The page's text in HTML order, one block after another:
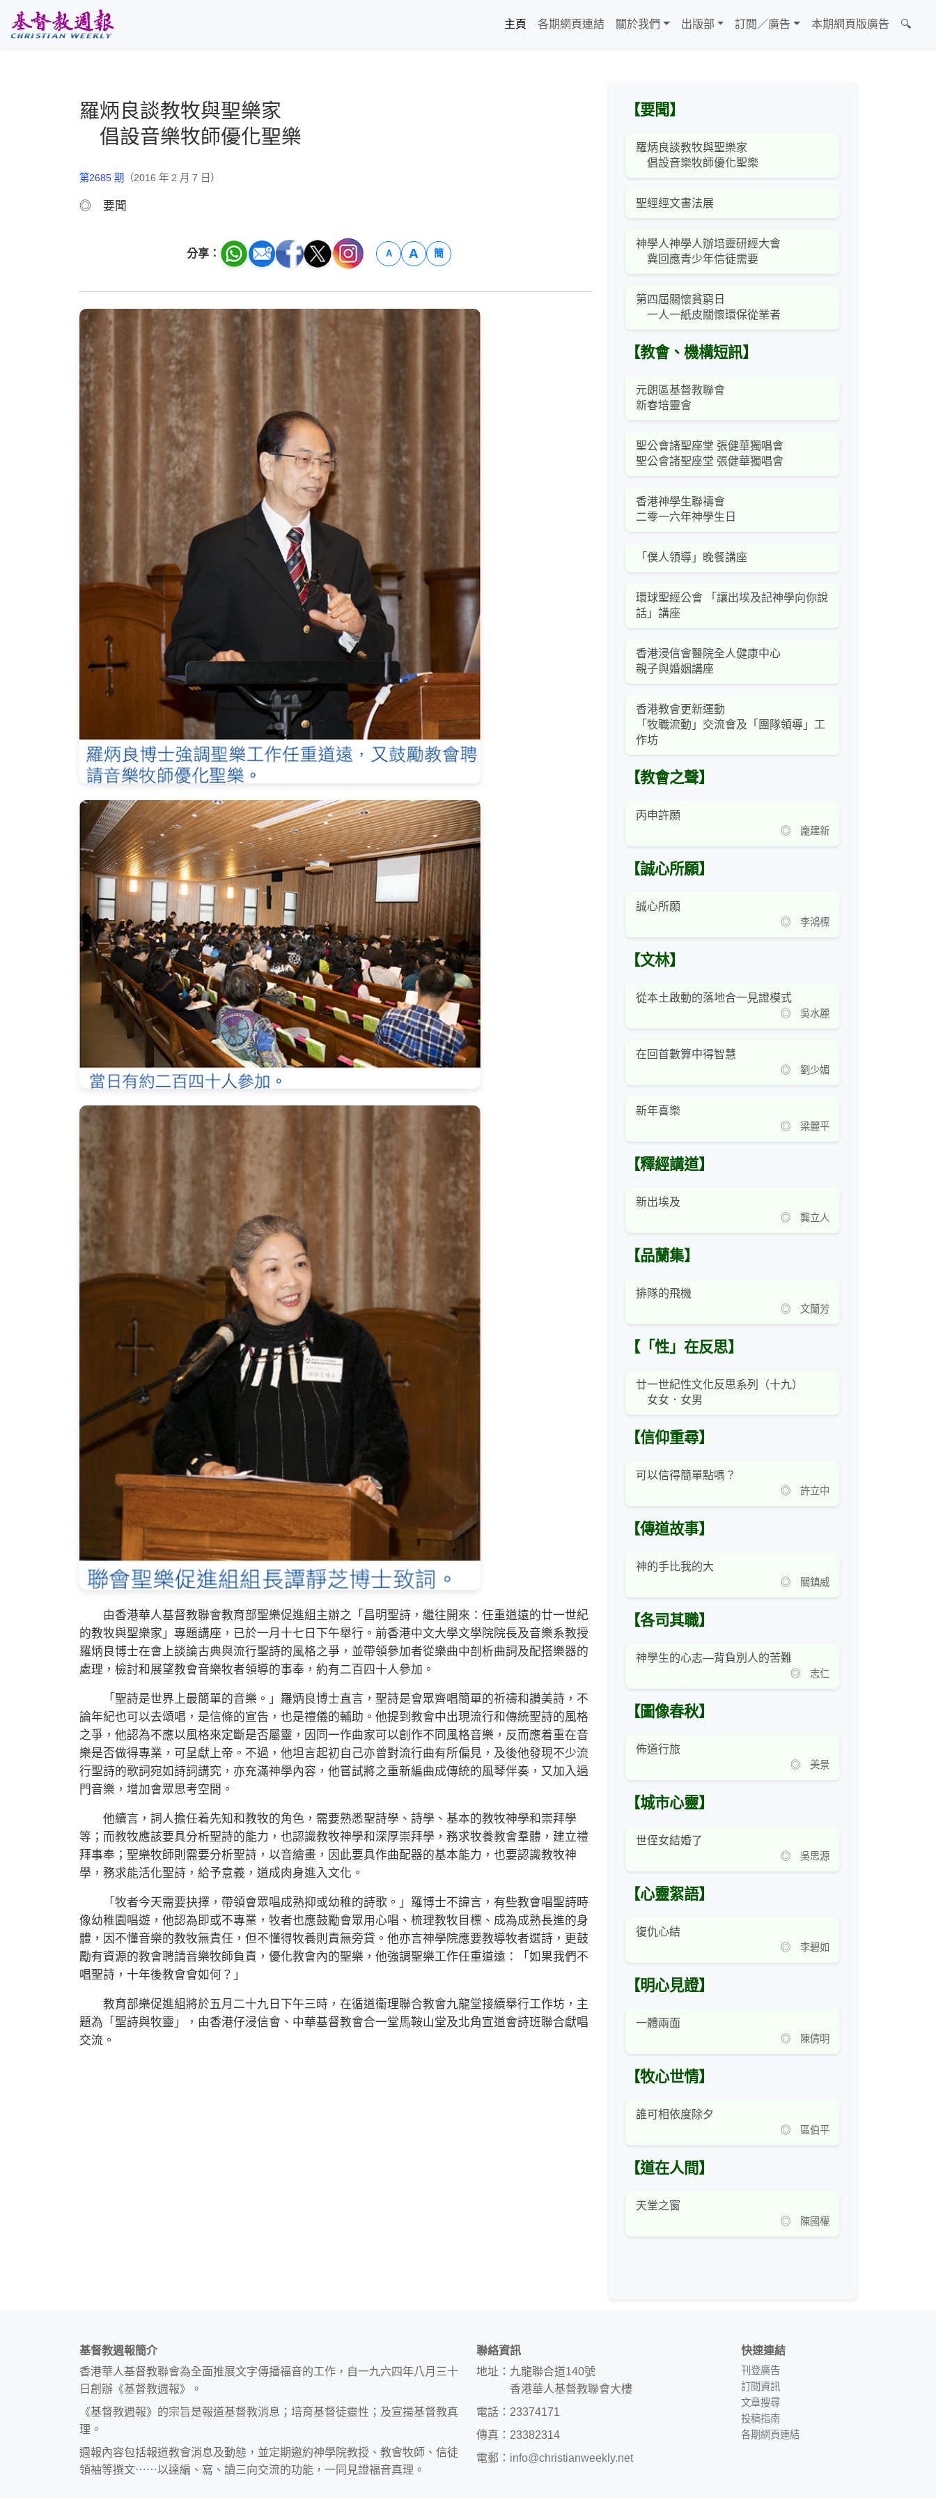
主頁
各期網頁連結 關於我們 出版部 訂閱／廣告 本期網頁版廣告 🔍
羅炳良談教牧與聖樂家
倡設音樂牧師優化聖樂
第2685 期 （2016 年 2 月 7 日）
◎ 要聞
分享： A A 簡
由香港華人基督教聯會教育部聖樂促進組主辦之「昌明聖詩，繼往開來：任重道遠的廿一世紀
的教牧與聖樂家」專題講座，已於一月十七日下午舉行。前香港中文大學文學院院長及音樂系教授
羅炳良博士在會上談論古典與流行聖詩的風格之爭，並帶領參加者從樂曲中剖析曲詞及配搭樂器的
處理，檢討和展望教會音樂牧者領導的事奉，約有二百四十人參加。
「聖詩是世界上最簡單的音樂。」羅炳良博士直言，聖詩是會眾齊唱簡單的祈禱和讚美詩，不
論年紀也可以去頌唱，是信條的宣告，也是禮儀的輔助。他提到教會中出現流行和傳統聖詩的風格
之爭，他認為不應以風格來定斷是否屬靈，因同一作曲家可以創作不同風格音樂，反而應着重在音
樂是否做得專業，可呈獻上帝。不過，他坦言起初自己亦曾對流行曲有所偏見，及後他發現不少流
行聖詩的歌詞宛如詩詞講究，亦充滿神學內容，他嘗試將之重新編曲成傳統的風琴伴奏，又加入過
門音樂，增加會眾思考空間。
他續言，詞人擔任着先知和教牧的角色，需要熟悉聖詩學、詩學、基本的教牧神學和崇拜學
等；而教牧應該要具分析聖詩的能力，也認識教牧神學和深厚崇拜學，務求牧養教會羣體，建立禮
拜事奉；聖樂牧師則需要分析聖詩，以音繪畫，因此要具作曲配器的基本能力，也要認識教牧神
學，務求能活化聖詩，給予意義，道成肉身進入文化。
「牧者今天需要抉擇，帶領會眾唱成熟抑或幼稚的詩歌。」羅博士不諱言，有些教會唱聖詩時
像幼稚園唱遊，他認為即或不專業，牧者也應鼓勵會眾用心唱、梳理教牧目標、成為成熟長進的身
體，因不懂音樂的教牧無責任，但不懂得牧養則責無旁貸。他亦言神學院應要教導牧者選詩，更鼓
勵有資源的教會聘請音樂牧師負責，優化教會內的聖樂，他強調聖樂工作任重道遠：「如果我們不
唱聖詩，十年後教會會如何？」
教育部樂促進組將於五月二十九日下午三時，在循道衞理聯合教會九龍堂接續舉行工作坊，主
題為「聖詩與牧靈」，由香港仔浸信會、中華基督教會合一堂馬鞍山堂及北角宣道會詩班聯合獻唱
交流。
【要聞】
羅炳良談教牧與聖樂家
倡設音樂牧師優化聖樂
聖經經文書法展
神學人神學人辦培靈研經大會
冀回應青少年信徒需要
第四屆關懷貧窮日
一人一紙皮關懷環保從業者
【教會、機構短訊】
元朗區基督教聯會
新春培靈會
聖公會諸聖座堂 張健華獨唱會
聖公會諸聖座堂 張健華獨唱會
香港神學生聯禱會
二零一六年神學生日
「僕人領導」晚餐講座
環球聖經公會 「讓出埃及記神學向你說
話」講座
香港浸信會醫院全人健康中心
親子與婚姻講座
香港教會更新運動
「牧職流動」交流會及「團隊領導」工
作坊
【教會之聲】
丙申許願
◎ 龐建新
【誠心所願】
誠心所願
◎ 李鴻標
【文林】
從本土啟動的落地合一見證模式
◎ 吳水麗
在回首數算中得智慧
◎ 劉少媚
新年喜樂
◎ 梁麗平
【釋經講道】
新出埃及
◎ 龔立人
【品蘭集】
排隊的飛機
◎ 文蘭芳
【「性」在反思】
廿一世紀性文化反思系列（十九）
女女．女男
【信仰重尋】
可以信得簡單點嗎？
◎ 許立中
【傳道故事】
神的手比我的大
◎ 關鎮威
【各司其職】
神學生的心志―背負別人的苦難
◎ 志仁
【圖像春秋】
佈道行旅
◎ 美景
【城市心靈】
世侄女結婚了
◎ 吳思源
【心靈絮語】
復仇心結
◎ 李碧如
【明心見證】
一體兩面
◎ 陳倩明
【牧心世情】
誰可相依度除夕
◎ 區伯平
【道在人間】
天堂之窗
◎ 陳國權
基督教週報簡介
香港華人基督教聯會為全面推展文字傳播福音的工作，自一九六四年八月三十
日創辦《基督教週報》。
《基督教週報》的宗旨是報道基督教消息；培育基督徒靈性；及宣揚基督教真
理。
週報內容包括報道教會消息及動態，並定期邀約神學院教授、教會牧師、信徒
領袖等撰文⋯⋯以達編、寫、讀三向交流的功能，一同見證福音真理。
聯絡資訊
地址：九龍聯合道140號
香港華人基督教聯會大樓
電話：23374171
傳真：23382314
電郵： info@christianweekly.net
快速連結
刊登廣告
訂閱資訊
文章搜尋
投稿指南
各期網頁連結